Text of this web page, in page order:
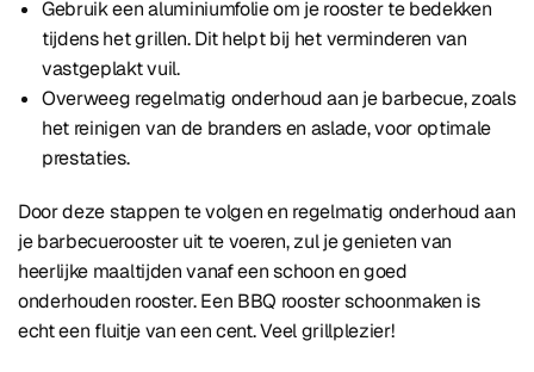
Gebruik een aluminiumfolie om je rooster te bedekken
tijdens het grillen. Dit helpt bij het verminderen van
vastgeplakt vuil.
Overweeg regelmatig onderhoud aan je barbecue, zoals
het reinigen van de branders en aslade, voor optimale
prestaties.
Door deze stappen te volgen en regelmatig onderhoud aan
je barbecuerooster uit te voeren, zul je genieten van
heerlijke maaltijden vanaf een schoon en goed
onderhouden rooster. Een BBQ rooster schoonmaken is
echt een fluitje van een cent. Veel grillplezier!